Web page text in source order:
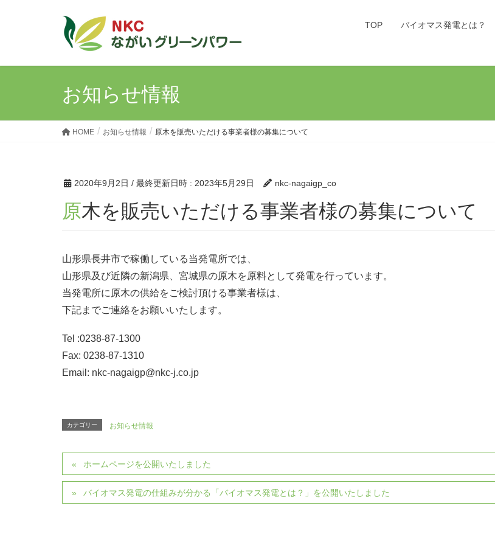
TOP バイオマス発電とは？
お知らせ情報
HOME お知らせ情報 原木を販売いただける事業者様の募集について
2020年9月2日 / 最終更新日時 : 2023年5月29日 nkc-nagaigp_co
原木を販売いただける事業者様の募集について
山形県長井市で稼働している当発電所では、
山形県及び近隣の新潟県、宮城県の原木を原料として発電を行っています。
当発電所に原木の供給をご検討頂ける事業者様は、
下記までご連絡をお願いいたします。
Tel :0238-87-1300
Fax: 0238-87-1310
Email: nkc-nagaigp@nkc-j.co.jp
カテゴリー お知らせ情報
ホームページを公開いたしました
バイオマス発電の仕組みが分かる「バイオマス発電とは？」を公開いたしました